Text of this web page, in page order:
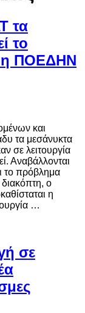
τα
το
η ΠΟΕΔΗΝ
και
τα μεσάνυκτα
σε λειτουργία
Αναβάλλονται
το πρόβλημα
διακόπτη, ο
η
…
σε